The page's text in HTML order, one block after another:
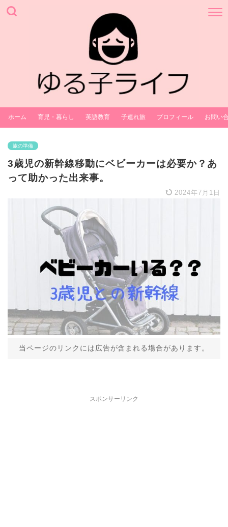
ホーム 育児・暮らし 英語教育 子連れ旅 プロフィール お問い
旅の準備
3歳児の新幹線移動にベビーカーは必要か？あ
って助かった出来事。
2024年7月1日
当ページのリンクには広告が含まれる場合があります。
スポンサーリンク